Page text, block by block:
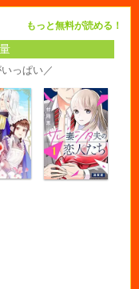
もっと無料が読める！
っぱい／